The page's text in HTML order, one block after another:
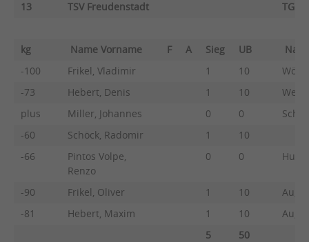
13 TSV Freudenstadt TG
kg Name Vorname F A Sieg UB
-100
Frikel, Vladimir 1 10
-73
Hebert, Denis 1 10
plus
Miller, Johannes 0 0
-60
Schöck, Radomir 1
10
-66
Pintos Volpe,
Renzo
0 0
-90 Frikel, Oliver 1 10
Au,
-81
Hebert, Maxim 1 10
Au,
5
50